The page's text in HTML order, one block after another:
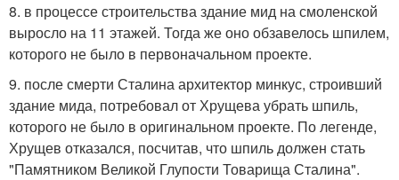
8. в процессе строительства здание мид на смоленской
выросло на 11 этажей. Тогда же оно обзавелось шпилем,
которого не было в первоначальном проекте.
9. после смерти Сталина архитектор минкус, строивший
здание мида, потребовал от Хрущева убрать шпиль,
которого не было в оригинальном проекте. По легенде,
Хрущев отказался, посчитав, что шпиль должен стать
"Памятником Великой Глупости Товарища Сталина".